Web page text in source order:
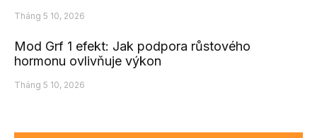
Tháng 5 10, 2026
Mod Grf 1 efekt: Jak podpora růstového
hormonu ovlivňuje výkon
Tháng 5 10, 2026